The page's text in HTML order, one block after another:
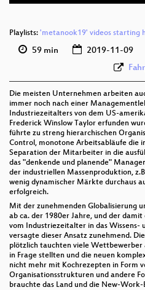
Playlists: 'metanook19' videos starting
59 min 2019-11-09
Die meisten Unternehmen arbeiten
immer noch nach einer
Industriezeitalters von dem US-
Frederick Winslow Taylor erfunden
führte zu streng hierarchischen
Control, monotone Arbeitsabläufe die
Separation der Mitarbeiter in die
das "denkende und planende"
der industriellen Massenproduktion,
wenig dynamischer Märkte durchaus
erfolgreich.
Mit der zunehmenden Globalisierung
ab ca. der 1980er Jahre, und der
vom Industriezeitalter in das Wissens-
versagte dieser Ansatz zunehmend.
plötzlich tauchten viele Wettbewerber
in Frage stellten und die neuen
nicht mehr mit Kochrezepten in Form
Organisationsstrukturen und andere
brauchte das Land und die New-